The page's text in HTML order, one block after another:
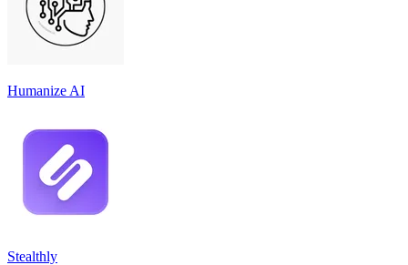
Humanize AI
Stealthly